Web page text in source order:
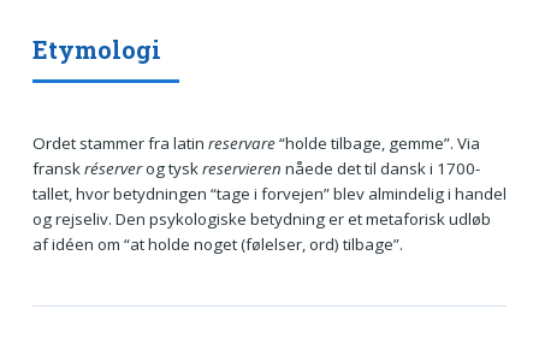
Etymologi
Ordet stammer fra latin reservare“holde tilbage, gemme”. Via
franskréserverog tyskreservieren nåede det til dansk i 1700-
tallet, hvor betydningen “tage i forvejen” blev almindelig i handel
og rejseliv. Den psykologiske betydning er et metaforisk udløb
af idéen om “at holde noget (følelser, ord) tilbage”.